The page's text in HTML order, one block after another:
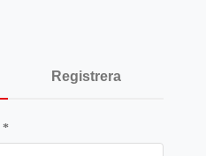
Registrera
*Obligatoriskt